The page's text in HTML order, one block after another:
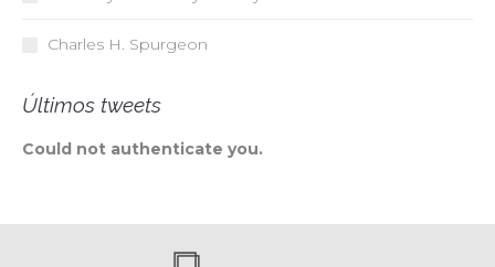
Charles H. Spurgeon
Últimos tweets
Could not authenticate you.